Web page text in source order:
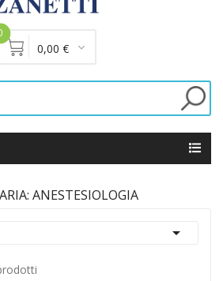
0,00 €
ANESTESIOLOGIA
